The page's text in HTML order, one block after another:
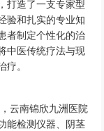
打造了一支专家型
验和扎实的专业知
者制定个性化的治
中医传统疗法与现
疗。
云南锦欣九洲医院
能检测仪器、阴茎